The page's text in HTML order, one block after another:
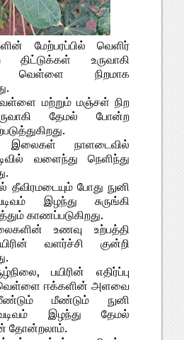
மேற்பரப்பில் வெளிர்
உருவாகி
வெள்ளை நிறமாக
மற்றும் மஞ்சள் நிற
தேமல் போன்ற
இலைகள் நாளடைவில்
வளைந்து நெளிந்து
தீவிரமடையும் போது நுனி
இழந்து சுருங்கி
காணப்படுகிறது.
உணவு உற்பத்தி
வளர்ச்சி குன்றி
பயிரின் எதிர்ப்பு
வெள்ளை ஈக்களின் அளவை
மீண்டும் நுனி
இழந்து தேமல்
தோன்றலாம்.